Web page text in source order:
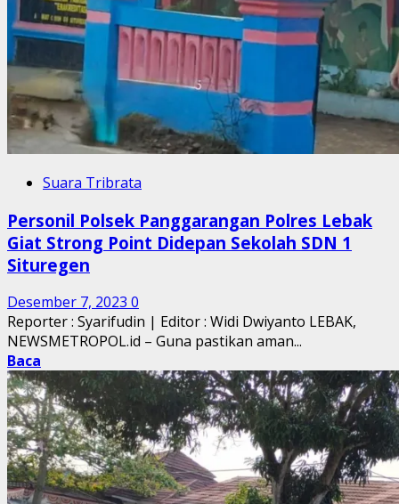
Suara Tribrata
Personil Polsek Panggarangan Polres Lebak
Giat Strong Point Didepan Sekolah SDN 1
Situregen
Desember 7, 2023 0
Reporter : Syarifudin | Editor : Widi Dwiyanto LEBAK,
NEWSMETROPOL.id – Guna pastikan aman...
Baca